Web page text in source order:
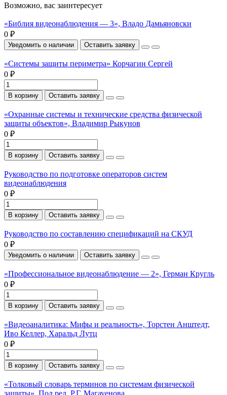
Возможно, вас заинтересует
«Библия видеонаблюдения — 3», Владо Дамьяновски
0 ₽
Уведомить о наличии Оставить заявку
«Системы защиты периметра» Корчагин Сергей
0 ₽
В корзину Оставить заявку
«Охранные системы и технические средства физической
защиты объектов», Владимир Рыкунов
0 ₽
В корзину Оставить заявку
Руководство по подготовке операторов систем
видеонаблюдения
0 ₽
В корзину Оставить заявку
Руководство по составлению спецификаций на СКУД
0 ₽
Уведомить о наличии Оставить заявку
«Профессиональное видеонаблюдение — 2», Герман Кругль
0 ₽
В корзину Оставить заявку
«Видеоаналитика: Мифы и реальность», Торстен Анштедт,
Иво Келлер, Харальд Лутц
0 ₽
В корзину Оставить заявку
«Толковый словарь терминов по системам физической
защиты». Под ред. Р.Г. Магауенова